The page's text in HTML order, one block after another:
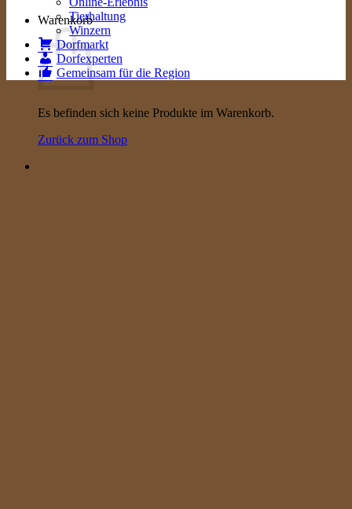
Warenkorb
Es befinden sich keine Produkte im Warenkorb.
Zurück zum Shop
Tierhaltung
Winzern
Dorfmarkt
Dorfexperten
Gemeinsam für die Region